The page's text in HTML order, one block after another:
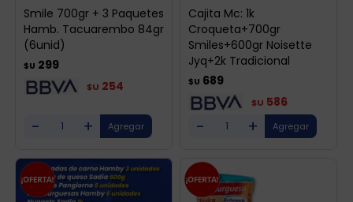
Smile 700gr + 3 Paquetes
Hamb. Tacuarembo 84gr
(6unid)
$U 299
$U 254
- +
Cajita Mc: 1k
Croqueta+700gr
Smiles+600gr Noisette
Jyq+2k Tradicional
$U 689
$U 586
- +